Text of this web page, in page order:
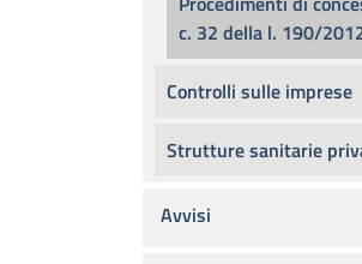
c. 32 della l. 190/
Controlli sulle imprese
Strutture sanitarie
Avvisi